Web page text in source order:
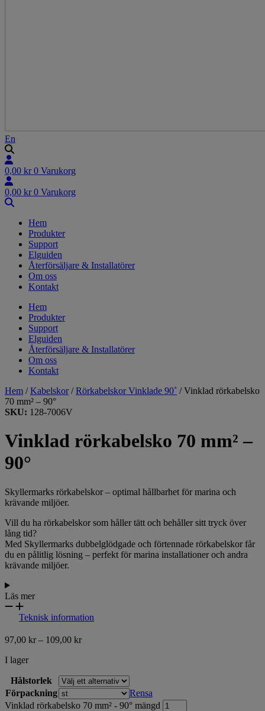
En
0,00 kr 0 Varukorg
0,00 kr 0 Varukorg
Hem
Produkter
Support
Elguiden
Återförsäljare & Installatörer
Om oss
Kontakt
Hem
Produkter
Support
Elguiden
Återförsäljare & Installatörer
Om oss
Kontakt
Hem /Kabelskor/Rörkabelskor Vinklade 90˚ / Vinklad rörkabelsko
70 mm² – 90°
SKU: 128-7006V
Vinklad rörkabelsko 70 mm² –
90°
Skyllermarks rörkabelskor – optimal hållbarhet för marina och
krävande miljöer.
Vill du ha rörkabelskor som håller tätt och behåller sitt tryck över
lång tid?
Med Skyllermarks dubbelglödgade och förtennade rörkabelskor får
du en pålitlig lösning – perfekt för marina installationer och andra
krävande miljöer.
Läs mer
Teknisk information
97,00 kr– 109,00 kr
I lager
Hålstorlek
Förpackning
Rensa
Vinklad rörkabelsko 70 mm² - 90° mängd